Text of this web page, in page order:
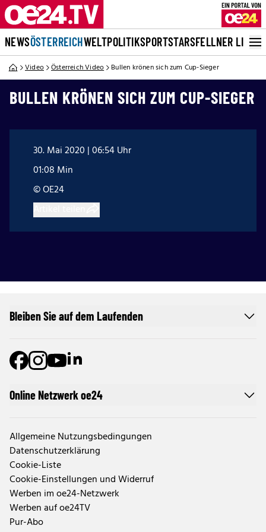
NEWSÖSTERREICHWELTPOLITIKSPORTSTARSFELLNER LIVE
Video Österreich Video Bullen krönen sich zum Cup-Sieger
BULLEN KRÖNEN SICH ZUM CUP-SIEGER
30. Mai 2020 | 06:54 Uhr
01:08 Min
© OE24
Online Netzwerk oe24
Allgemeine Nutzungsbedingungen
Datenschutzerklärung
Cookie-Liste
Cookie-Einstellungen und Widerruf
Werben im oe24-Netzwerk
Werben auf oe24TV
Pur-Abo
Bleiben Sie auf dem Laufenden